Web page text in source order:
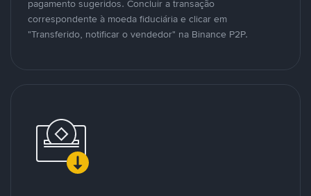
pagamento sugeridos. Concluir a transação
correspondente à moeda fiduciária e clicar em
"Transferido, notificar o vendedor" na Binance P2P.